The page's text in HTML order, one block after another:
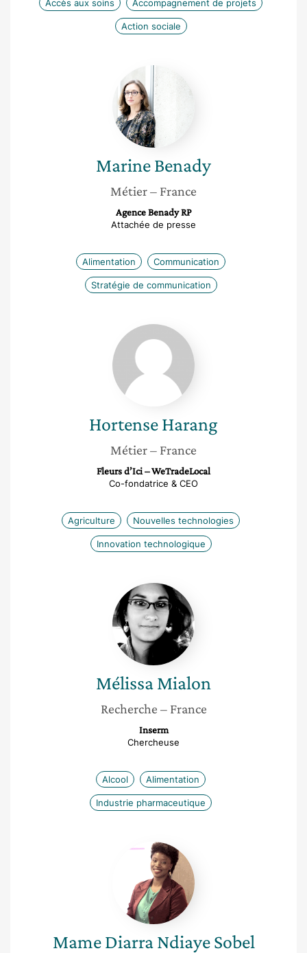
Accès aux soins Accompagnement de projets
Action sociale
Benady
MarineBenady
Métier– France
Agence Benady RP
Attachée de presse
Alimentation Communication
Stratégie de communication
Hortense
Harang
HortenseHarang
Métier– France
Fleurs d’Ici – WeTradeLocal
Co-fondatrice & CEO
Agriculture Nouvelles technologies
Innovation technologique
Mélissa
Mialon
MélissaMialon
Recherche – France
Inserm
Chercheuse
Alcool Alimentation
Industrie pharmaceutique
Mame
Diarra
Ndiaye
Sobel
Mame Diarra Ndiaye Sobel